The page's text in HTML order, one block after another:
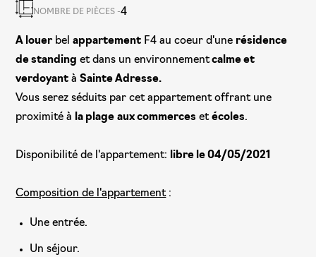
NOMBRE DE PIÈCES -4
A louer belappartement F4 au coeur d'une résidence
de standing et dans un environnementcalme et
verdoyant àSainte Adresse.
Vous serez séduits par cet appartement offrant une
proximité à la plage aux commerces etécoles.
Disponibilité de l'appartement: libre le 04/05/2021
Composition de l'appartement:
Une entrée.
Un séjour.